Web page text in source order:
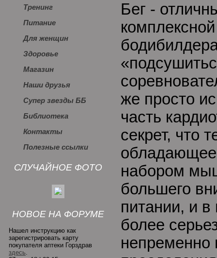
Тренинг
Питание
Для женщин
Здоровье
Магазин
Наши друзья
Супер звезды ББ
Библиотека
Контакты
Полезные ссылки
СЛУЧАЙНОЕ ФОТО
НОВОЕ НА ФОРУМЕ
Нашел инструкцию как
зарегистрировать карту
покупателя аптеки Горздрав
здесь.
Бег -
же просто
часть
секрет, что
набором
большего
питании, и в
более
непременно